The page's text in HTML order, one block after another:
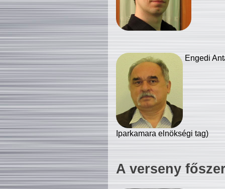
Engedi
Iparkamara elnökségi tag)
A verseny